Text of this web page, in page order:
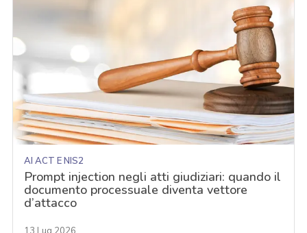
AI ACT E NIS2
Prompt injection negli atti giudiziari: quando il
documento processuale diventa vettore
d’attacco
13 Lug 2026